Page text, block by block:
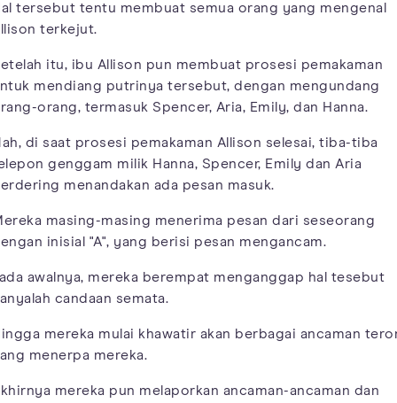
tersebut tentu membuat semua orang yang mengenal
terkejut.
itu, ibu Allison pun membuat prosesi pemakaman
mendiang putrinya tersebut, dengan mengundang
orang, termasuk Spencer, Aria, Emily, dan Hanna.
di saat prosesi pemakaman Allison selesai, tiba-tiba
genggam milik Hanna, Spencer, Emily dan Aria
menandakan ada pesan masuk.
masing-masing menerima pesan dari seseorang
inisial "A", yang berisi pesan mengancam.
awalnya, mereka berempat menganggap hal tesebut
candaan semata.
mereka mulai khawatir akan berbagai ancaman
menerpa mereka.
mereka pun melaporkan ancaman-ancaman dan